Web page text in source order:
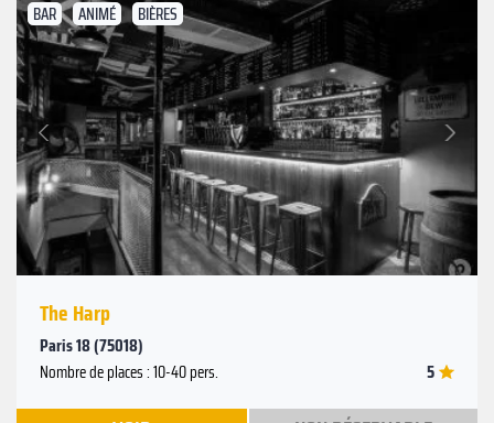
BAR ANIMÉ BIÈRES
Précédent
Suivant
The Harp
Paris 18 (75018)
Nombre de places : 10-40 pers. 5